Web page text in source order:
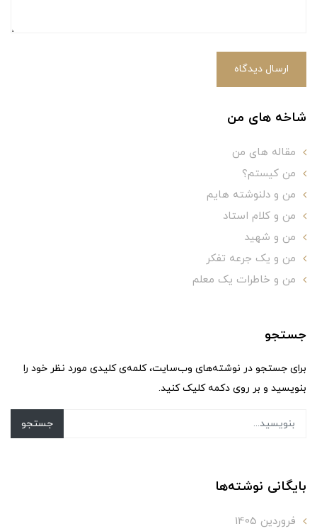
ارسال دیدگاه
شاخه های من
مقاله های من
من کیستم؟
من و دلنوشته هایم
من و کلام استاد
من و شهید
من و یک جرعه تفکر
من و خاطرات یک معلم
جستجو
برای جستجو در نوشته‌های وب‌سایت، کلمه‌ی کلیدی مورد نظر خود را
بنویسید و بر روی دکمه کلیک کنید.
جستجو
بایگانی نوشته‌ها
فروردین 1405